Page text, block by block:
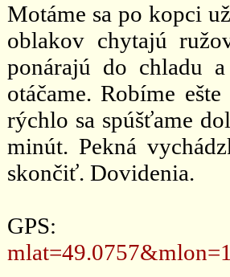
Motáme sa po kopci
oblakov chytajú
ponárajú do chladu
otáčame. Robíme
rýchlo sa spúšťame
minút. Pekná
skončiť. Dovidenia.